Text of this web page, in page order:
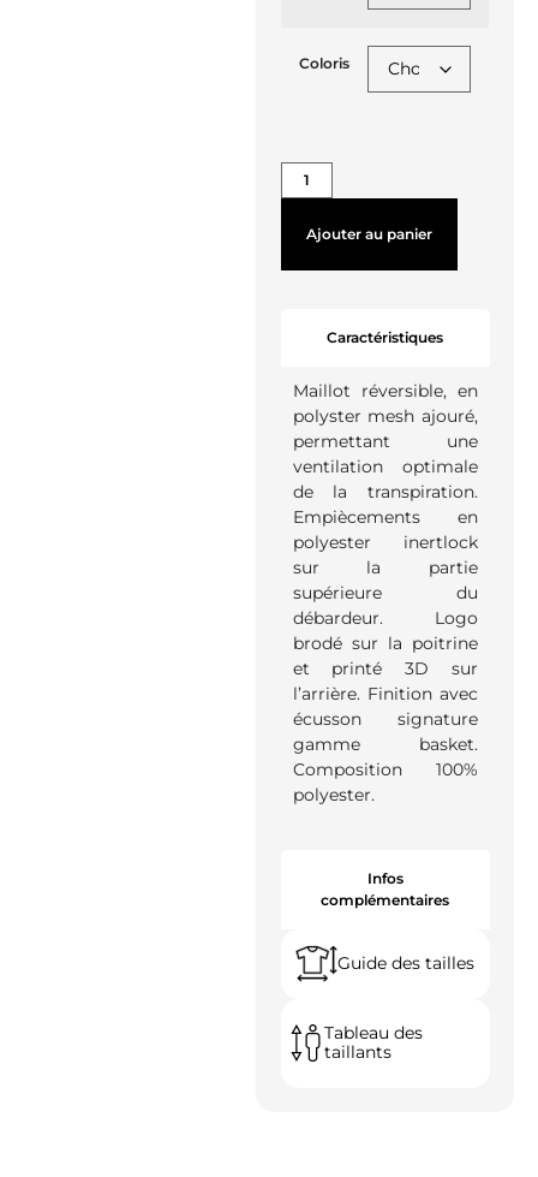
Coloris
Ajouter au panier
Caractéristiques
Infos
complémentaires
Maillot réversible, en
polyster mesh ajouré,
permettant une
ventilation optimale
de la transpiration.
Empiècements en
polyester inertlock
sur la partie
supérieure du
débardeur. Logo
brodé sur la poitrine
et printé 3D sur
l’arrière. Finition avec
écusson signature
gamme basket.
Composition 100%
polyester.
Guide des tailles
Tableau des
taillants